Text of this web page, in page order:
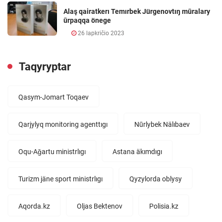
Alaş qairatkerı Temırbek Jürgenovtıŋ mūralary
ūrpaqqa önege
26 lapkričio 2023
Taqyryptar
Qasym-Jomart Toqaev
Qarjylyq monitoring agenttıgı Nūrlybek Nälıbaev
Oqu-Aǧartu ministrlıgı Astana äkımdıgı
Turizm jäne sport ministrlıgı Qyzylorda oblysy
Aqorda.kz Oljas Bektenov Polisia.kz